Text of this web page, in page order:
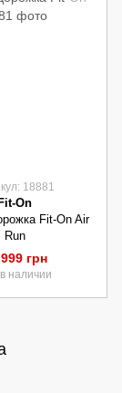
18881
Fit-On
Fit-On Air
Run
грн
наличии